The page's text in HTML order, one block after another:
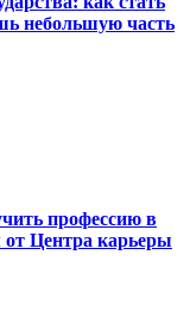
небольшую часть
профессию в
от Центра карьеры